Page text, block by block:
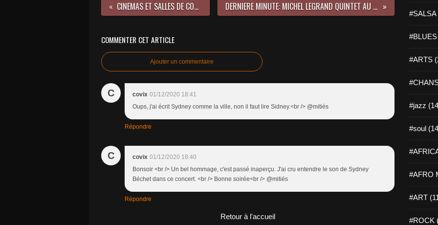
CINEMAS ET SALLES DE CONCERT A LA HAVANE (CUBA) DERNIERE MINUTE: MICHEL LEGRAND QUINTET AU DOMAINE D'O A MONTPELLIER LE 18/12/2020
COMMENTER CET ARTICLE
Ajouter un commentaire
C covix 01/12/2020 18:41
Oups, j'ai écrit Sydney comme la ville, non il faut lire Sidney.<br /> @mitiés
Répondre
C covix 01/12/2020 18:40
Bonsoir <br /> Un bel hommage, c'est passé inaperçu. J'ai cru entendre le son de Sydney
Béchet dans ce concert. <br /> Bonne soirée<br /> @mitiés
Répondre
Retour à l'accueil
#SALSA
#ARTS
#jazz
#soul
#AFRO
#ART
#ROCK